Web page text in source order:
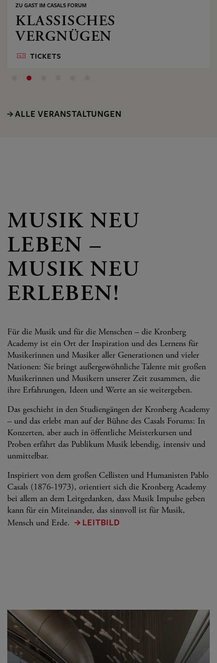
ZU GAST IM CASALS FORUM
KLASSISCHES
VERGNÜGEN
TICKETS
ALLE VERANSTALTUNGEN
MUSIK NEU
LEBEN –
MUSIK NEU
ERLEBEN!
Für die Musik und für die Menschen – die Kronberg
Academy ist ein Ort der Inspiration und des Lernens für
Musikerinnen und Musiker aller Generationen und vieler
Nationen: Sie bringt außergewöhnliche Talente mit großen
Musikerinnen und Musikern unserer Zeit zusammen, die
ihre Erfahrungen, Ideen und Werte an sie weitergeben.
Das geschieht in den Studiengängen der Kronberg Academy
– und das erlebt man auf der Bühne des Casals Forums: In
Konzerten, aber auch in öffentliche Meisterkursen und
Proben erfährt das Publikum Musik lebendig, intensiv und
unmittelbar.
Inspiriert von dem großen Cellisten und Humanisten Pablo
Casals (1876-1973), orientiert sich die Kronberg Academy
bei allem an dem Leitgedanken, dass Musik Impulse geben
kann für ein Miteinander, das sinnvoll ist für Musik,
Mensch und Erde.
LEITBILD